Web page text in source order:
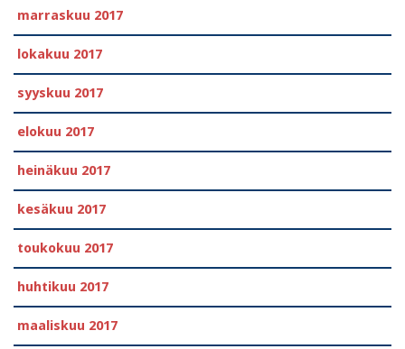
marraskuu 2017
lokakuu 2017
syyskuu 2017
elokuu 2017
heinäkuu 2017
kesäkuu 2017
toukokuu 2017
huhtikuu 2017
maaliskuu 2017